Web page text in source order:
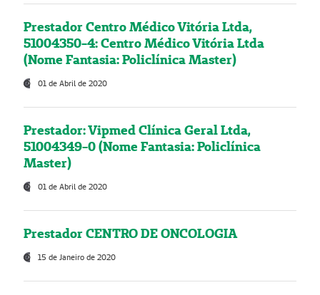
Prestador Centro Médico Vitória Ltda,
51004350-4: Centro Médico Vitória Ltda
(Nome Fantasia: Policlínica Master)
01 de Abril de 2020
Prestador: Vipmed Clínica Geral Ltda,
51004349-0 (Nome Fantasia: Policlínica
Master)
01 de Abril de 2020
Prestador CENTRO DE ONCOLOGIA
15 de Janeiro de 2020